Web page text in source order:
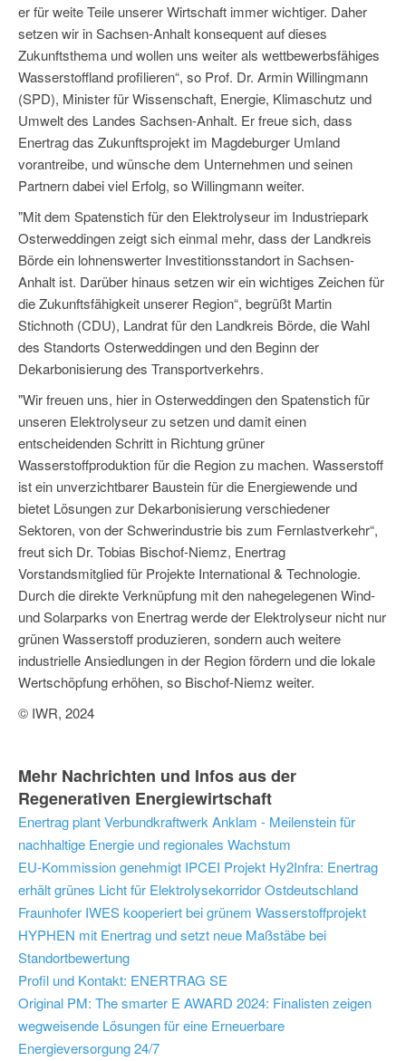
er für weite Teile unserer Wirtschaft immer wichtiger. Daher
setzen wir in Sachsen-Anhalt konsequent auf dieses
Zukunftsthema und wollen uns weiter als wettbewerbsfähiges
Wasserstoffland profilieren“, so Prof. Dr. Armin Willingmann
(SPD), Minister für Wissenschaft, Energie, Klimaschutz und
Umwelt des Landes Sachsen-Anhalt. Er freue sich, dass
Enertrag das Zukunftsprojekt im Magdeburger Umland
vorantreibe, und wünsche dem Unternehmen und seinen
Partnern dabei viel Erfolg, so Willingmann weiter.
"Mit dem Spatenstich für den Elektrolyseur im Industriepark
Osterweddingen zeigt sich einmal mehr, dass der Landkreis
Börde ein lohnenswerter Investitionsstandort in Sachsen-
Anhalt ist. Darüber hinaus setzen wir ein wichtiges Zeichen für
die Zukunftsfähigkeit unserer Region“, begrüßt Martin
Stichnoth (CDU), Landrat für den Landkreis Börde, die Wahl
des Standorts Osterweddingen und den Beginn der
Dekarbonisierung des Transportverkehrs.
"Wir freuen uns, hier in Osterweddingen den Spatenstich für
unseren Elektrolyseur zu setzen und damit einen
entscheidenden Schritt in Richtung grüner
Wasserstoffproduktion für die Region zu machen. Wasserstoff
ist ein unverzichtbarer Baustein für die Energiewende und
bietet Lösungen zur Dekarbonisierung verschiedener
Sektoren, von der Schwerindustrie bis zum Fernlastverkehr“,
freut sich Dr. Tobias Bischof-Niemz, Enertrag
Vorstandsmitglied für Projekte International & Technologie.
Durch die direkte Verknüpfung mit den nahegelegenen Wind-
und Solarparks von Enertrag werde der Elektrolyseur nicht nur
grünen Wasserstoff produzieren, sondern auch weitere
industrielle Ansiedlungen in der Region fördern und die lokale
Wertschöpfung erhöhen, so Bischof-Niemz weiter.
© IWR, 2024
Mehr Nachrichten und Infos aus der
Regenerativen Energiewirtschaft
Enertrag plant Verbundkraftwerk Anklam - Meilenstein für
nachhaltige Energie und regionales Wachstum
EU-Kommission genehmigt IPCEI Projekt Hy2Infra: Enertrag
erhält grünes Licht für Elektrolysekorridor Ostdeutschland
Fraunhofer IWES kooperiert bei grünem Wasserstoffprojekt
HYPHEN mit Enertrag und setzt neue Maßstäbe bei
Standortbewertung
Profil und Kontakt: ENERTRAG SE
Original PM: The smarter E AWARD 2024: Finalisten zeigen
wegweisende Lösungen für eine Erneuerbare
Energieversorgung 24/7